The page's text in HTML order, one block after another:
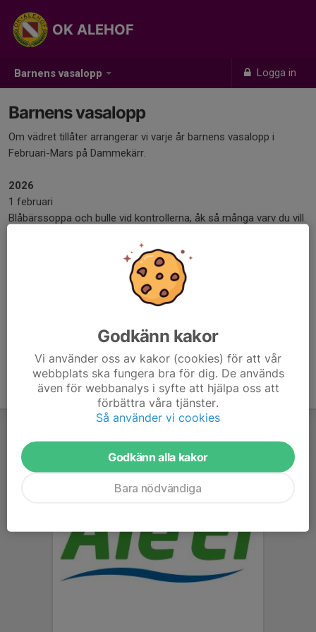
Barnens vasalopp Logga in
OK ALEHOF
Barnens vasalopp
Om vädret tillåter arrangerar vi varje år barnens vasalopp i
Februari-Mars på Dammekärr.
2026
1 februari
Blåbärssoppa och bulle vid kontrollerna, åk så många varv du vill.
Föräldrar får gärna stötta de små runt spåret.
Skidutrustning finns att låna.
Godkänn kakor
Vi använder oss av kakor (cookies) för att vår
webbplats ska fungera bra för dig. De används
även för webbanalys i syfte att hjälpa oss att
förbättra våra tjänster.
Så använder vi cookies
Godkänn alla kakor
Bara nödvändiga